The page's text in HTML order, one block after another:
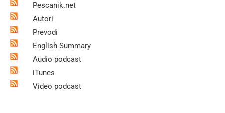
Pescanik.net
Autori
Prevodi
English Summary
Audio podcast
iTunes
Video podcast